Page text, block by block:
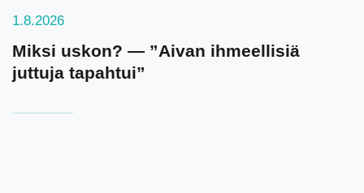
1.8.2026
Miksi uskon? — ”Aivan ihmeellisiä
juttuja tapahtui”